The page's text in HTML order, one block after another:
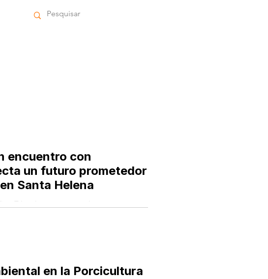
encuentro con
un futuro prometedor
Santa Helena
a Frivatti promoveu um importante
do setor, instituições
en la Porcicultura